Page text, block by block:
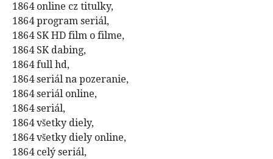
1864 online cz titulky,
1864 program seriál,
1864 SK HD film o filme,
1864 SK dabing,
1864 full hd,
1864 seriál na pozeranie,
1864 seriál online,
1864 seriál,
1864 všetky diely,
1864 všetky diely online,
1864 celý seriál,